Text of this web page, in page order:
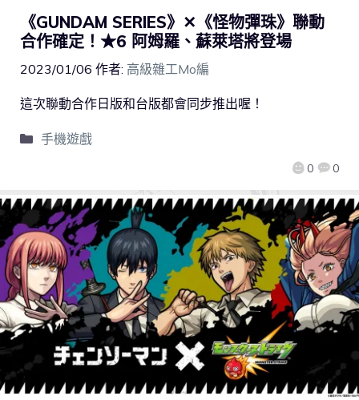
《GUNDAM SERIES》✕《怪物彈珠》聯動
合作確定！★6 阿姆羅、蘇萊塔將登場
2023/01/06 作者: 高級雜工Mo編
0 0
這次聯動合作日版和台版都會同步推出喔！
手機遊戲